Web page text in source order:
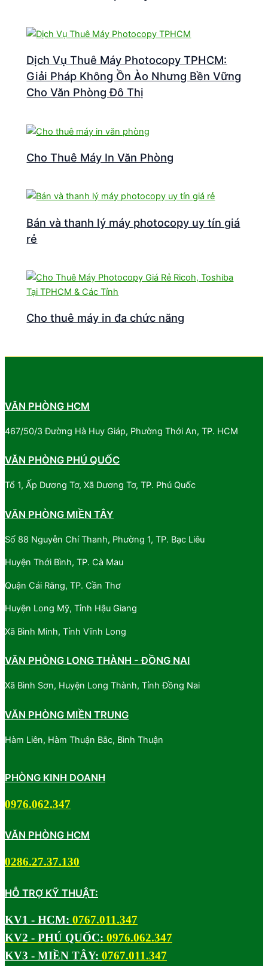
Dịch Vụ Thuê Máy Photocopy TPHCM:
Giải Pháp Không Ồn Ào Nhưng Bền Vững
Cho Văn Phòng Đô Thị
Cho Thuê Máy In Văn Phòng
Bán và thanh lý máy photocopy uy tín giá
rẻ
Cho thuê máy in đa chức năng
VĂN PHÒNG HCM
467/50/3 Đường Hà Huy Giáp, Phường Thới An, TP. HCM
VĂN PHÒNG PHÚ QUỐC
Tổ 1, Ấp Dương Tơ, Xã Dương Tơ, TP. Phú Quốc
VĂN PHÒNG MIỀN TÂY
Số 88 Nguyễn Chí Thanh, Phường 1, TP. Bạc Liêu
Huyện Thới Bình, TP. Cà Mau
Quận Cái Răng, TP. Cần Thơ
Huyện Long Mỹ, Tỉnh Hậu Giang
Xã Bình Minh, Tỉnh Vĩnh Long
VĂN PHÒNG LONG THÀNH - ĐỒNG NAI
Xã Bình Sơn, Huyện Long Thành, Tỉnh Đồng Nai
VĂN PHÒNG MIỀN TRUNG
Hàm Liên, Hàm Thuận Bắc, Bình Thuận
PHÒNG KINH DOANH
0976.062.347
VĂN PHÒNG HCM
0286.27.37.130
HỖ TRỢ KỸ THUẬT:
KV1 - HCM: 0767.011.347
KV2 - PHÚ QUỐC: 0976.062.347
KV3 - MIỀN TÂY: 0767.011.347